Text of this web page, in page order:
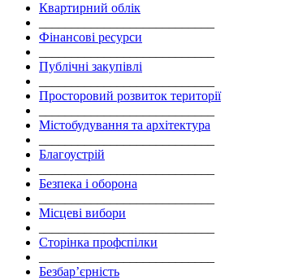
Квартирний облік
Фінансові ресурси
Публічні закупівлі
Просторовий розвиток території
Містобудування та архітектура
Благоустрій
Безпека і оборона
Місцеві вибори
Сторінка профспілки
Безбар’єрність